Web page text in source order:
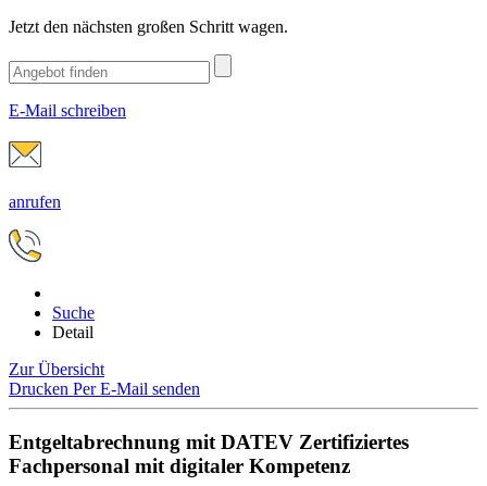
Jetzt den nächsten großen Schritt wagen.
E-Mail schreiben
anrufen
Suche
Detail
Zur Übersicht
Drucken Per E-Mail senden
Entgeltabrechnung mit DATEV Zertifiziertes
Fachpersonal mit digitaler Kompetenz